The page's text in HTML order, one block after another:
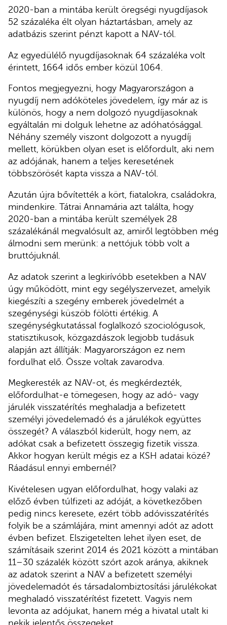
2020-ban a mintába került öregségi nyugdíjasok
52 százaléka élt olyan háztartásban, amely az
adatbázis szerint pénzt kapott a NAV-tól.
Az egyedülélő nyugdíjasoknak 64 százaléka volt
érintett, 1664 idős ember közül 1064.
Fontos megjegyezni, hogy Magyarországon a
nyugdíj nem adóköteles jövedelem, így már az is
különös, hogy a nem dolgozó nyugdíjasoknak
egyáltalán mi dolguk lehetne az adóhatósággal.
Néhány személy viszont dolgozott a nyugdíj
mellett, körükben olyan eset is előfordult, aki nem
az adójának, hanem a teljes keresetének
többszörösét kapta vissza a NAV-tól.
Azután újra bővítették a kört, fiatalokra, családokra,
mindenkire. Tátrai Annamária azt találta, hogy
2020-ban a mintába került személyek 28
százalékánál megvalósult az, amiről legtöbben még
álmodni sem merünk: a nettójuk több volt a
bruttójuknál.
Az adatok szerint a legkirívóbb esetekben a NAV
úgy működött, mint egy segélyszervezet, amelyik
kiegészíti a szegény emberek jövedelmét a
szegénységi küszöb fölötti értékig. A
szegénységkutatással foglalkozó szociológusok,
statisztikusok, közgazdászok legjobb tudásuk
alapján azt állítják: Magyarországon ez nem
fordulhat elő. Össze voltak zavarodva.
Megkeresték az NAV-ot, és megkérdezték,
előfordulhat-e tömegesen, hogy az adó- vagy
járulék visszatérítés meghaladja a befizetett
személyi jövedelemadó és a járulékok együttes
összegét? A válaszból kiderült, hogy nem, az
adókat csak a befizetett összegig fizetik vissza.
Akkor hogyan került mégis ez a KSH adatai közé?
Ráadásul ennyi embernél?
Kivételesen ugyan előfordulhat, hogy valaki az
előző évben túlfizeti az adóját, a következőben
pedig nincs keresete, ezért több adóvisszatérítés
folyik be a számlájára, mint amennyi adót az adott
évben befizet. Elszigetelten lehet ilyen eset, de
számításaik szerint 2014 és 2021 között a mintában
11–30 százalék között szórt azok aránya, akiknek
az adatok szerint a NAV a befizetett személyi
jövedelemadót és társadalombiztosítási járulékokat
meghaladó visszatérítést fizetett. Vagyis nem
levonta az adójukat, hanem még a hivatal utalt ki
nekik jelentős összegeket.